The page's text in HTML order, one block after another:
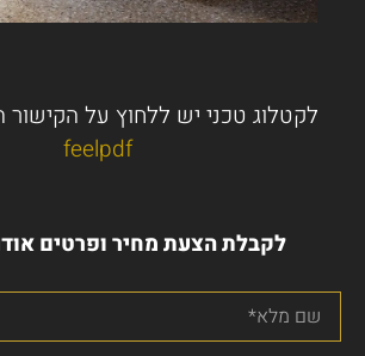
לקטלוג טכני יש ללחוץ על הקישור
feelpdf
לקבלת הצעת מחיר ופרטים